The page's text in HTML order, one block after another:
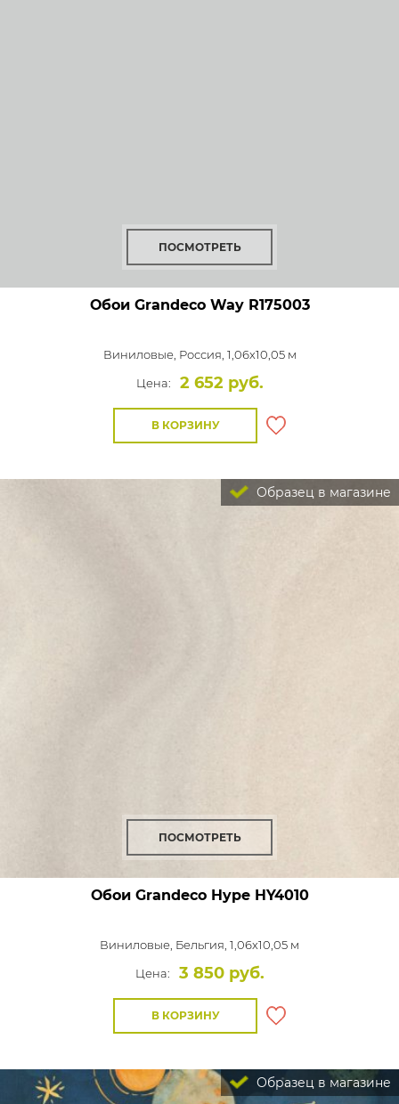
ПОСМОТРЕТЬ
Обои Grandeco WayR175003
Виниловые, Россия, 1,06x10,05 м
Цена:
2 652 руб.
В КОРЗИНУ
Образец в магазине
ПОСМОТРЕТЬ
Обои Grandeco HypeHY4010
Виниловые, Бельгия, 1,06x10,05 м
Цена:
3 850 руб.
В КОРЗИНУ
Образец в магазине